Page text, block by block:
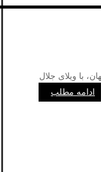
با ویلای جلال
ادامه مطلب